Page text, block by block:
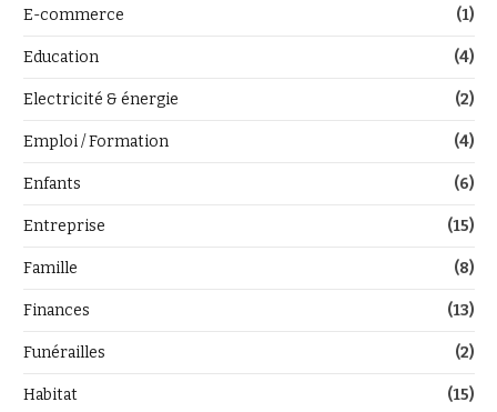
E-commerce (1)
Education (4)
Electricité & énergie (2)
Emploi / Formation (4)
Enfants (6)
Entreprise (15)
Famille (8)
Finances (13)
Funérailles (2)
Habitat (15)